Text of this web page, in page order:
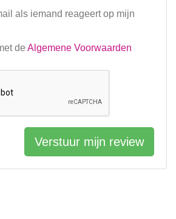
als iemand reageert op mijn
de Algemene Voorwaarden
Verstuur mijn review